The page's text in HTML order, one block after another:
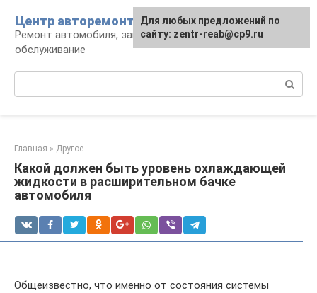
контенту
Центр авторемонта
Ремонт автомобиля, запчасти и
обслуживание
Главная » Другое
Какой должен быть уровень охлаждающей
жидкости в расширительном бачке
автомобиля
Общеизвестно, что именно от состояния системы
Для любых предложений по
сайту: zentr-reab@cp9.ru